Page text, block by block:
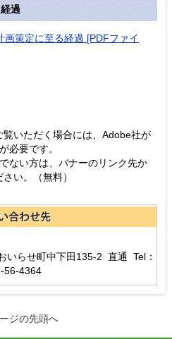
過
画策定に至る経過 [PDFファイ
いただく場合には、Adobe社が
必要です。
ない方は、バナーのリンク先か
い。（無料）
いらせ町中下田135-2 直通 Tel：
56-4364
ジの先頭へ